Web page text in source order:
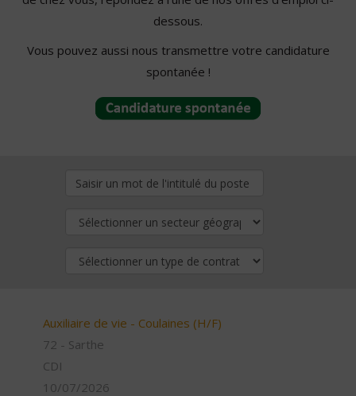
dessous.
Vous pouvez aussi nous transmettre votre candidature
spontanée !
Auxiliaire de vie - Coulaines (H/F)
72 - Sarthe
CDI
10/07/2026